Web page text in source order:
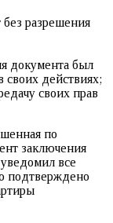
разрешения
документа был
своих действиях;
своих прав
по
заключения
все
подтверждено